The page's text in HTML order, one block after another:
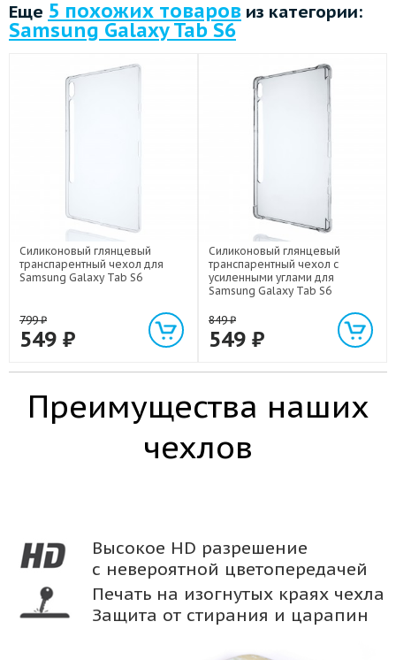
Еще 5 похожих товаров из категории:
Samsung Galaxy Tab S6
Силиконовый глянцевый
транспарентный чехол для
Samsung Galaxy Tab S6
799₽
549 ₽
Силиконовый глянцевый
транспарентный чехол с
усиленными углами для
Samsung Galaxy Tab S6
849₽
549 ₽
Преимущества наших
чехлов
Высокое HD разрешение
с невероятной цветопередачей
Печать на изогнутых краях чехла
Защита от стирания и царапин